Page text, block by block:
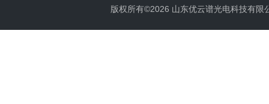
版权所有©2026 山东优云谱光电科技有